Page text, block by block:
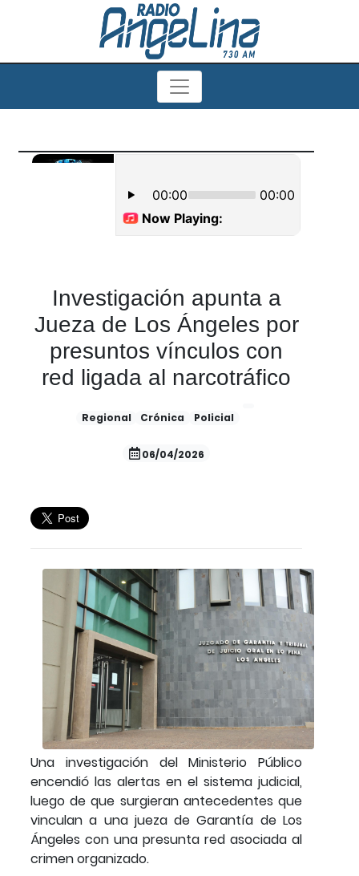
Investigación apunta a
Jueza de Los Ángeles por
presuntos vínculos con
red ligada al narcotráfico
Regional Crónica Policial
06/04/2026
Una investigación del Ministerio Público
encendió las alertas en el sistema judicial,
luego de que surgieran antecedentes que
vinculan a una jueza de Garantía de Los
Ángeles con una presunta red asociada al
crimen organizado.